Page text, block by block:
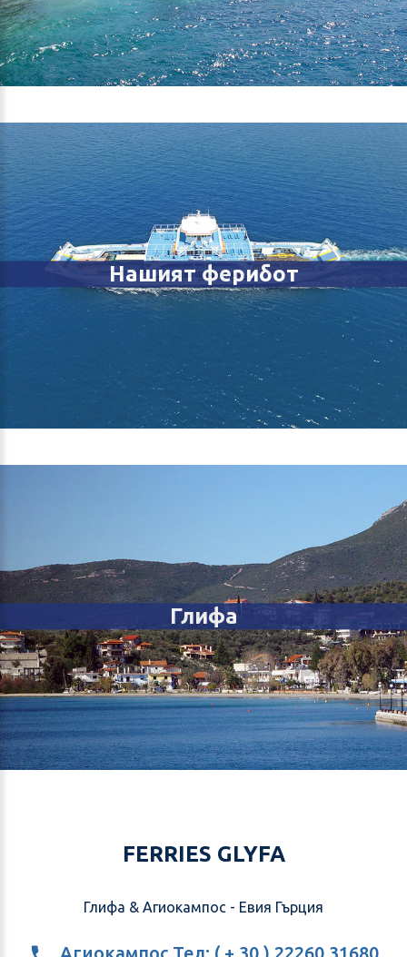
Нашият ферибот
Глифа
FERRIES GLYFA
Глифа & Агиокампос - Евия Гърция